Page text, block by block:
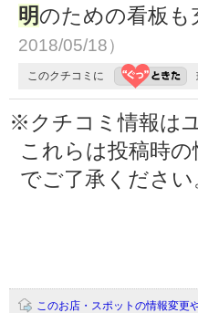
明のための看板も
2018/05/18）
このクチコミに
※クチコミ情報は
これらは投稿時
でご了承ください
このお店・スポットの情報変更